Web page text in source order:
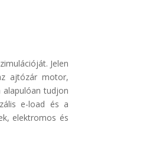
Jelen
ajtózár motor,
tudjon
e-load és a
elektromos és